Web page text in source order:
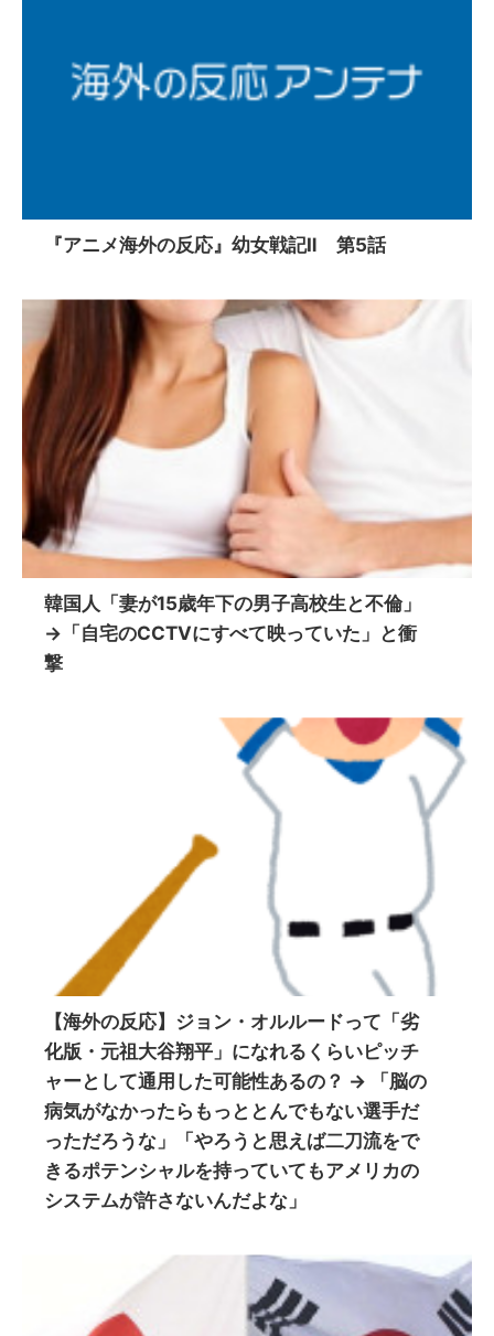
『アニメ海外の反応』幼女戦記Ⅱ 第5話
韓国人「妻が15歳年下の男子高校生と不倫」
→「自宅のCCTVにすべて映っていた」と衝
撃
【海外の反応】ジョン・オルルードって「劣
化版・元祖大谷翔平」になれるくらいピッチ
ャーとして通用した可能性あるの？ → 「脳の
病気がなかったらもっととんでもない選手だ
っただろうな」「やろうと思えば二刀流をで
きるポテンシャルを持っていてもアメリカの
システムが許さないんだよな」